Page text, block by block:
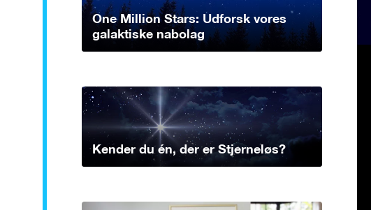
One Million Stars: Udforsk vores
galaktiske nabolag
Kender du én, der er Stjerneløs?